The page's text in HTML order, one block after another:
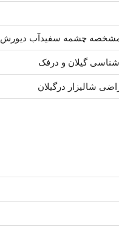
چشمه سفیدآب دیورش
گیلان و درفک
شالیزار درگیلان